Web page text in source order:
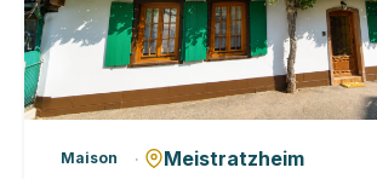
Maison · Meistratzheim